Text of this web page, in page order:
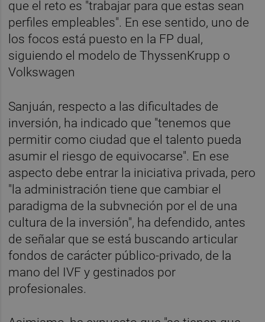
que el reto es "trabajar para que estas sean
perfiles empleables". En ese sentido, uno de
los focos está puesto en la FP dual,
siguiendo el modelo de ThyssenKrupp o
Volkswagen
Sanjuán, respecto a las dificultades de
inversión, ha indicado que "tenemos que
permitir como ciudad que el talento pueda
asumir el riesgo de equivocarse". En ese
aspecto debe entrar la iniciativa privada, pero
"la administración tiene que cambiar el
paradigma de la subvneción por el de una
cultura de la inversión", ha defendido, antes
de señalar que se está buscando articular
fondos de carácter público-privado, de la
mano del IVF y gestinados por
profesionales.